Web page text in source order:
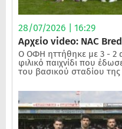
28/07/2026 | 16:29
Αρχείο video: NAC
Ο ΟΦΗ ηττήθηκε με 3 - 2
φιλικό παιχνίδι που
του βασικού σταδίου